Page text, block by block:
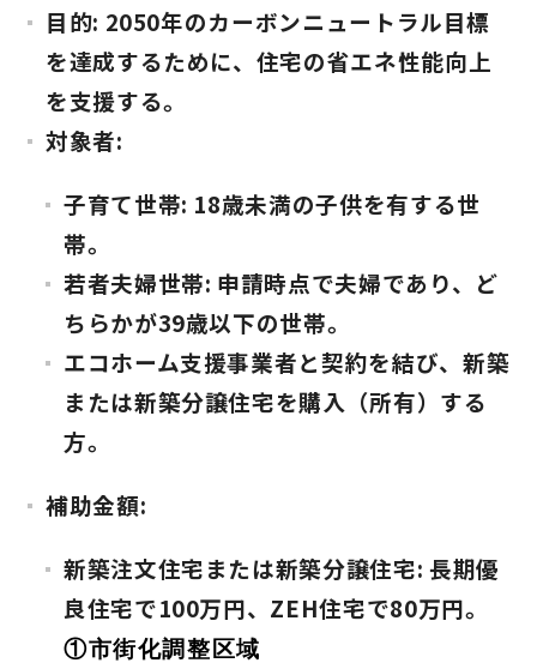
理想の暮らしを引き出すデザイン力
家具まで標準仕様の空間コーディネート
耐震等級3 & 許容応力度計算 全棟標準
徹底したコストダウンの追求
頑丈で長持ちの外壁
2030年の省エネ基準住宅
100年点検住宅
快適な室内環境へのこだわり
生涯続く安心のアフターフォロー
目的: 2050年のカーボンニュートラル目標
を達成するために、住宅の省エネ性能向上
を支援する。
対象者:
子育て世帯: 18歳未満の子供を有する世
帯。
若者夫婦世帯: 申請時点で夫婦であり、ど
ちらかが39歳以下の世帯。
エコホーム支援事業者と契約を結び、新築
または新築分譲住宅を購入（所有）する
方。
補助金額:
新築注文住宅または新築分譲住宅: 長期優
良住宅で100万円、ZEH住宅で80万円。
①市街化調整区域